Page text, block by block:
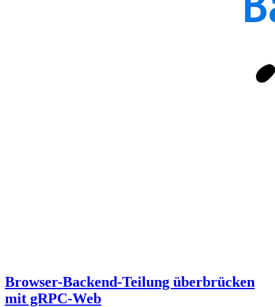
Browser-Backend-Teilung überbrücken
mit gRPC-Web